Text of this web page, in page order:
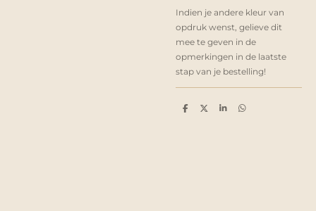
Indien je andere kleur van
opdruk wenst, gelieve dit
mee te geven in de
opmerkingen in de laatste
stap van je bestelling!
D
D
S
D